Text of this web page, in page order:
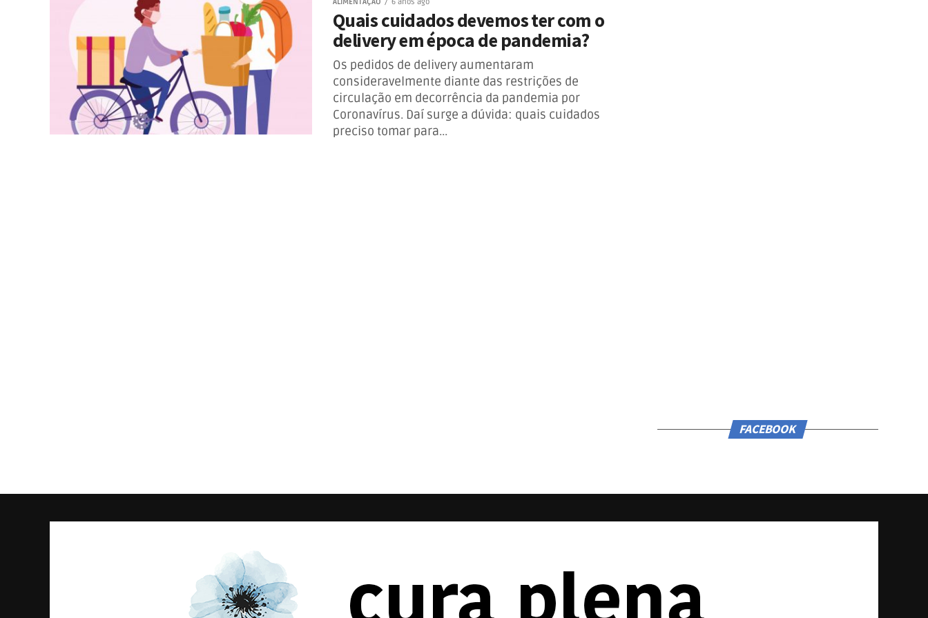
Quais cuidados devemos ter com o
delivery em época de pandemia?
Os pedidos de delivery aumentaram
consideravelmente diante das restrições de
circulação em decorrência da pandemia por
Coronavírus. Daí surge a dúvida: quais cuidados
preciso tomar para...
FACEBOOK